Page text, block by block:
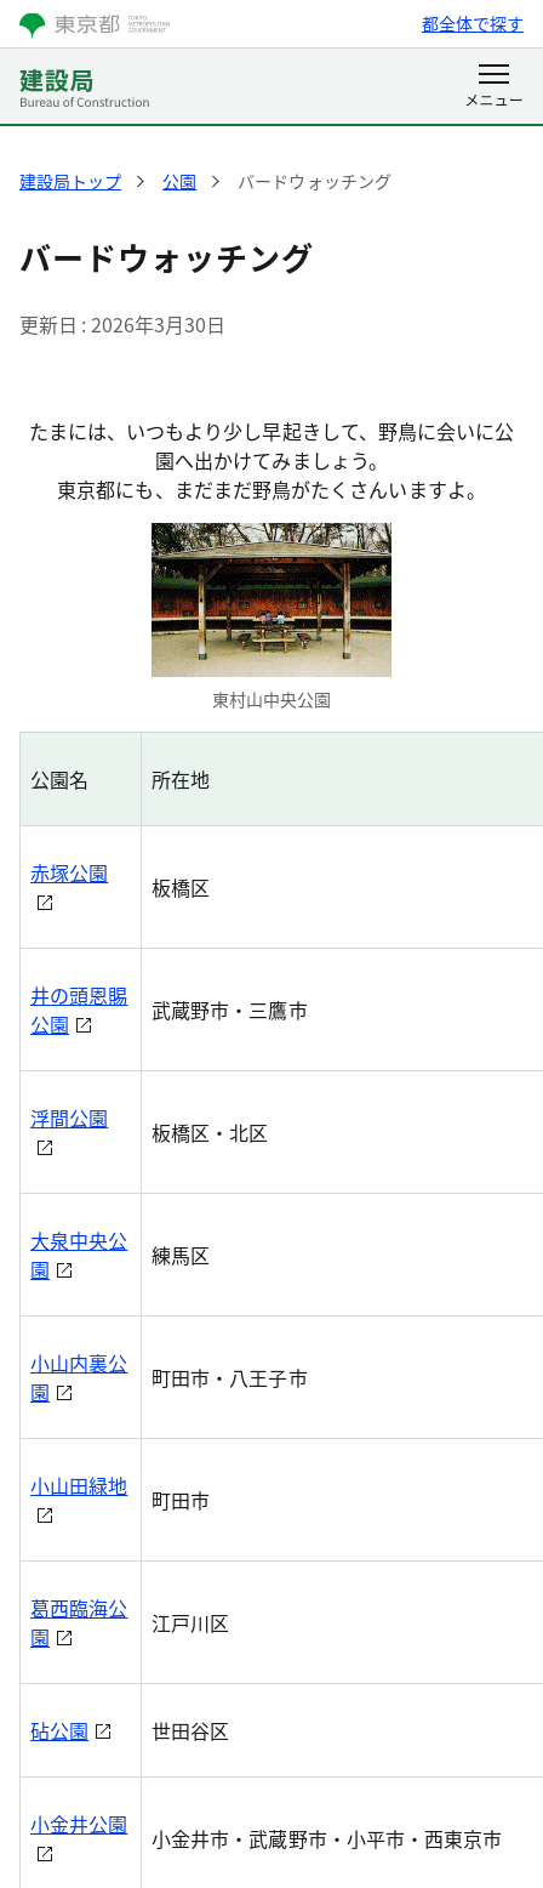
都全体で探す
建設局トップ 公園 バードウォッチング
バードウォッチング
更新日 2026年3月30日
たまには、いつもより少し早起きして、野鳥に会いに公
園へ出かけてみましょう。
東京都にも、まだまだ野鳥がたくさんいますよ。
東村山中央公園
公園名 所在地
赤塚公園 板橋区
井の頭恩賜
公園
武蔵野市・三鷹市
浮間公園 板橋区・北区
大泉中央公
園
練馬区
小山内裏公
園
町田市・八王子市
小山田緑地 町田市
葛西臨海公
園
江戸川区
砧公園 世田谷区
小金井公園 小金井市・武蔵野市・小平市・西東京市